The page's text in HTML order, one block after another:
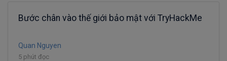
Bước chân vào thế giới bảo mật với TryHackMe
Quan Nguyen
5 phút đọc